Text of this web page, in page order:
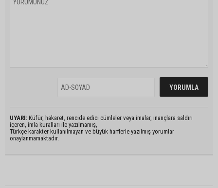
UYARI: Küfür, hakaret, rencide edici cümleler veya imalar, inançlara saldırı
içeren, imla kuralları ile yazılmamış,
Türkçe karakter kullanılmayan ve büyük harflerle yazılmış yorumlar
onaylanmamaktadır.